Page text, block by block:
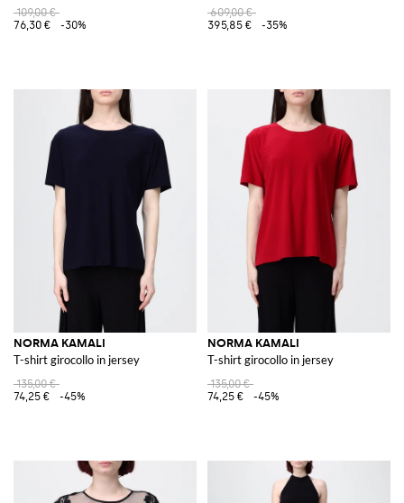
109,00 €
76,30 €
-30%
609,00 €
395,85 €
-35%
NORMA KAMALI
T-shirt girocollo in jersey
135,00 €
74,25 €
-45%
NORMA KAMALI
T-shirt girocollo in jersey
135,00 €
74,25 €
-45%